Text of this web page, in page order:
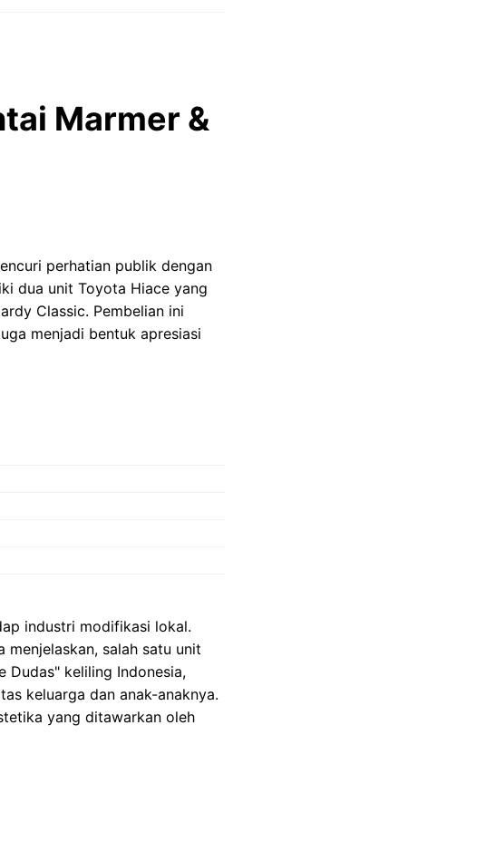
Marmer &
perhatian publik dengan
dua unit Toyota Hiace yang
Classic. Pembelian ini
menjadi bentuk apresiasi
industri modifikasi lokal.
salah satu unit
Dudas" keliling Indonesia,
keluarga dan anak-anaknya.
yang ditawarkan oleh